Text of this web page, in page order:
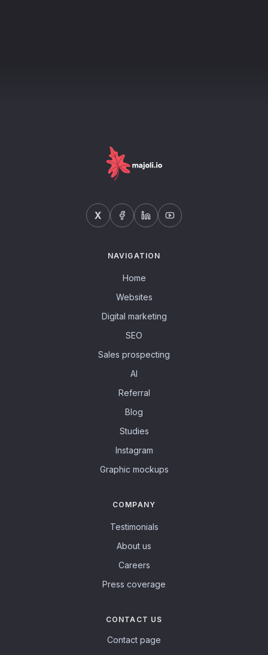
X
NAVIGATION
Home
Websites
Digital marketing
SEO
Sales prospecting
AI
Referral
Blog
Studies
Instagram
Graphic mockups
COMPANY
Testimonials
About us
Careers
Press coverage
CONTACT US
Contact page